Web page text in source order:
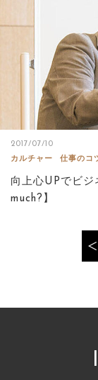
2017/07/10
カルチャー
仕事のコ
向上心UPでビ
much?】